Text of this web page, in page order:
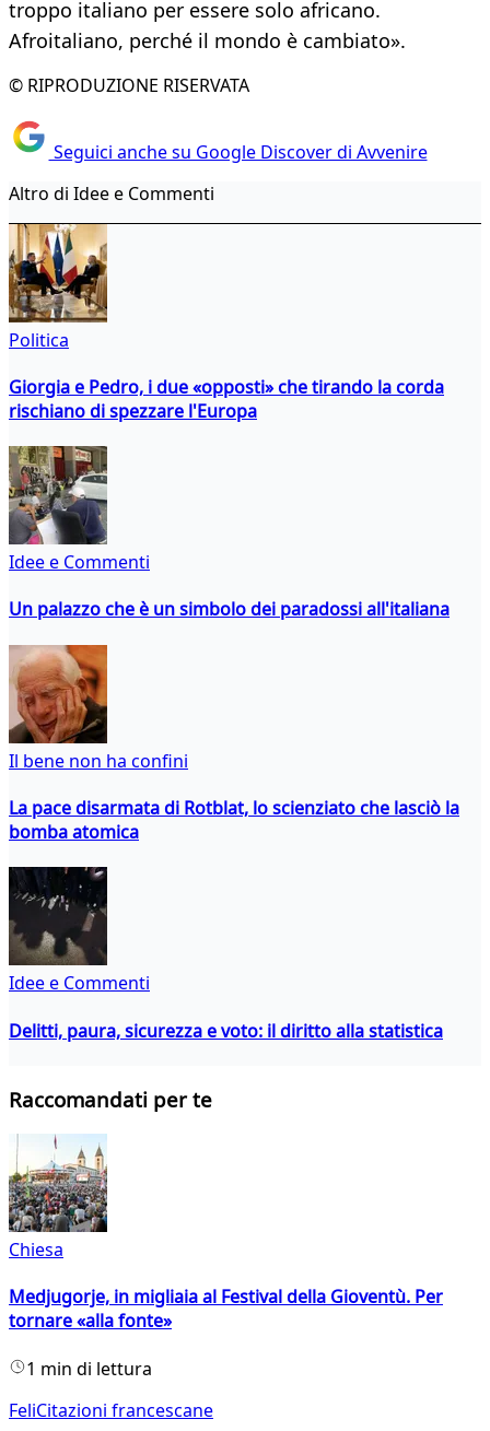
troppo italiano per essere solo africano.
Afroitaliano, perché il mondo è cambiato».
© RIPRODUZIONE RISERVATA
Seguici anche su Google Discover di Avvenire
Altro di Idee e Commenti
Politica
Giorgia e Pedro, i due «opposti» che tirando la corda
rischiano di spezzare l'Europa
Idee e Commenti
Un palazzo che è un simbolo dei paradossi all'italiana
Il bene non ha confini
La pace disarmata di Rotblat, lo scienziato che lasciò la
bomba atomica
Idee e Commenti
Delitti, paura, sicurezza e voto: il diritto alla statistica
Raccomandati per te
Chiesa
Medjugorje, in migliaia al Festival della Gioventù. Per
tornare «alla fonte»
1 min di lettura
FeliCitazioni francescane